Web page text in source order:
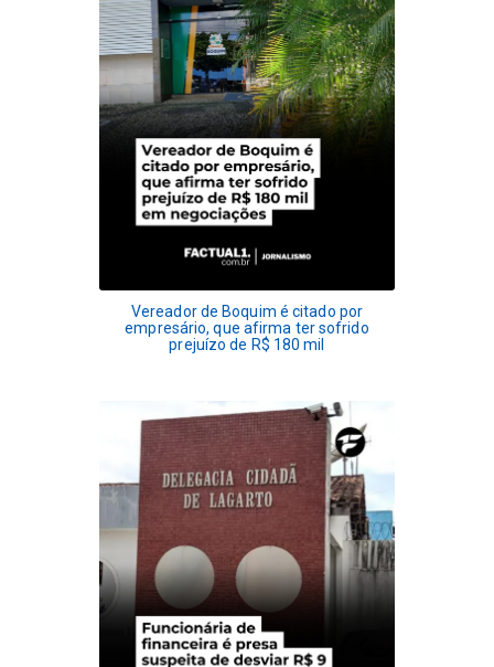
Vereador de Boquim é citado por
empresário, que afirma ter sofrido
prejuízo de R$ 180 mil